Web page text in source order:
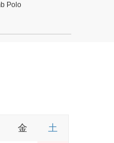
Polo
金 土